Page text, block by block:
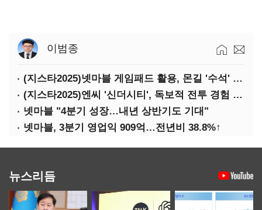
이범종
(지스타2025)넷마블 게임패드 활용, 몬길 '수석' 7대죄 '차석'
(지스타2025)엔씨 '신더시티', 독보적 전투 경험 필요
넷마블 "4분기 성장…내년 상반기도 기대"
넷마블, 3분기 영업익 909억…전년비 38.8%↑
뉴스리듬